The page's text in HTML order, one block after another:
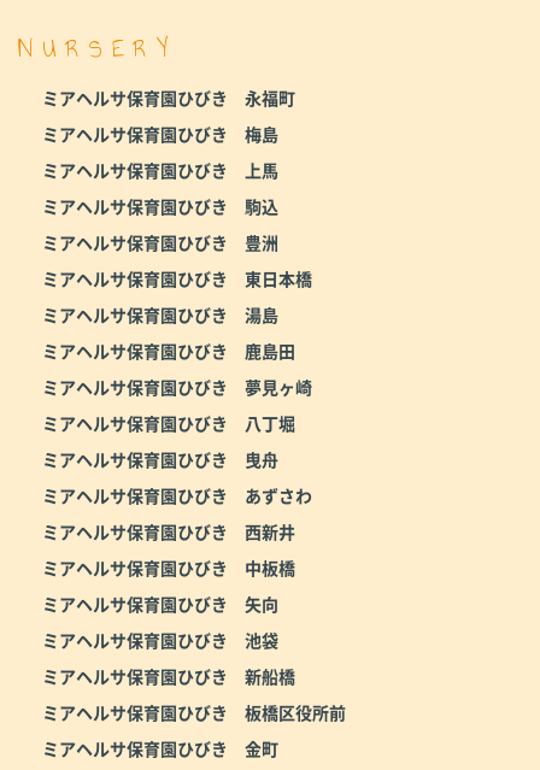
NURSERY
ミアヘルサ保育園ひびき 永福町
ミアヘルサ保育園ひびき 梅島
ミアヘルサ保育園ひびき 上馬
ミアヘルサ保育園ひびき 駒込
ミアヘルサ保育園ひびき 豊洲
ミアヘルサ保育園ひびき 東日本橋
ミアヘルサ保育園ひびき 湯島
ミアヘルサ保育園ひびき 鹿島田
ミアヘルサ保育園ひびき 夢見ヶ崎
ミアヘルサ保育園ひびき 八丁堀
ミアヘルサ保育園ひびき 曳舟
ミアヘルサ保育園ひびき あずさわ
ミアヘルサ保育園ひびき 西新井
ミアヘルサ保育園ひびき 中板橋
ミアヘルサ保育園ひびき 矢向
ミアヘルサ保育園ひびき 池袋
ミアヘルサ保育園ひびき 新船橋
ミアヘルサ保育園ひびき 板橋区役所前
ミアヘルサ保育園ひびき 金町